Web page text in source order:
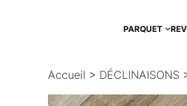
PARQUET
Accueil > DÉCLINAISONS